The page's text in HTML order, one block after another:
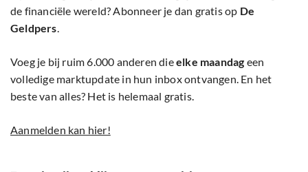
de financiële wereld? Abonneer je dan gratis op De
Geldpers.
Voeg je bij ruim 6.000 anderen dieelke maandag een
volledige marktupdate in hun inbox ontvangen. En het
beste van alles? Het is helemaal gratis.
Aanmelden kan hier!